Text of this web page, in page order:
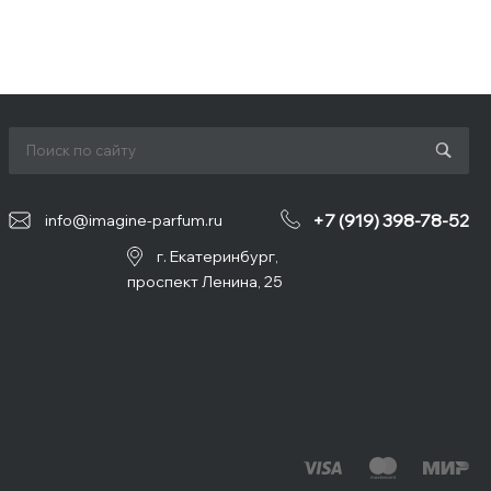
info@imagine-parfum.ru +7 (919) 398-78-52
г. Екатеринбург,
проспект Ленина, 25